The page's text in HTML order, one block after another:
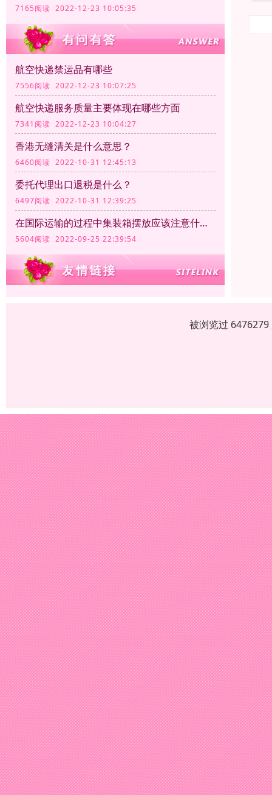
7165阅读 2022-12-23 10:05:35
航空快递禁运品有哪些
7556阅读 2022-12-23 10:07:25
航空快递服务质量主要体现在哪些方面
7341阅读 2022-12-23 10:04:27
香港无缝清关是什么意思？
6460阅读 2022-10-31 12:45:13
委托代理出口退税是什么？
6497阅读 2022-10-31 12:39:25
在国际运输的过程中集装箱摆放应该注意什么？
5604阅读 2022-09-25 22:39:54
被浏览过